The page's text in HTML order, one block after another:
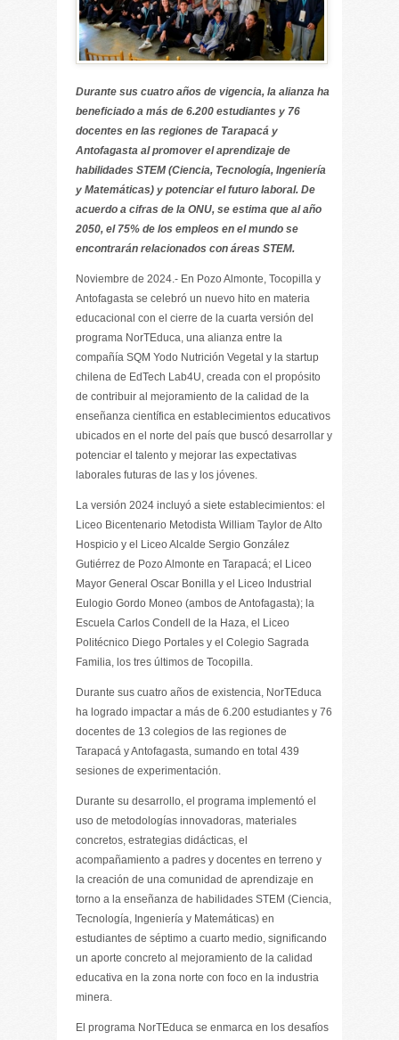
Durante sus cuatro años de vigencia, la alianza ha
beneficiado a más de 6.200 estudiantes y 76
docentes en las regiones de Tarapacá y
Antofagasta al promover el aprendizaje de
habilidades STEM (Ciencia, Tecnología, Ingeniería
y Matemáticas) y potenciar el futuro laboral. De
acuerdo a cifras de la ONU, se estima que al año
2050, el 75% de los empleos en el mundo se
encontrarán relacionados con áreas STEM.
Noviembre de 2024.- En Pozo Almonte, Tocopilla y
Antofagasta se celebró un nuevo hito en materia
educacional con el cierre de la cuarta versión del
programa NorTEduca, una alianza entre la
compañía SQM Yodo Nutrición Vegetal y la startup
chilena de EdTech Lab4U, creada con el propósito
de contribuir al mejoramiento de la calidad de la
enseñanza científica en establecimientos educativos
ubicados en el norte del país que buscó desarrollar y
potenciar el talento y mejorar las expectativas
laborales futuras de las y los jóvenes.
La versión 2024 incluyó a siete establecimientos: el
Liceo Bicentenario Metodista William Taylor de Alto
Hospicio y el Liceo Alcalde Sergio González
Gutiérrez de Pozo Almonte en Tarapacá; el Liceo
Mayor General Oscar Bonilla y el Liceo Industrial
Eulogio Gordo Moneo (ambos de Antofagasta); la
Escuela Carlos Condell de la Haza, el Liceo
Politécnico Diego Portales y el Colegio Sagrada
Familia, los tres últimos de Tocopilla.
Durante sus cuatro años de existencia, NorTEduca
ha logrado impactar a más de 6.200 estudiantes y 76
docentes de 13 colegios de las regiones de
Tarapacá y Antofagasta, sumando en total 439
sesiones de experimentación.
Durante su desarrollo, el programa implementó el
uso de metodologías innovadoras, materiales
concretos, estrategias didácticas, el
acompañamiento a padres y docentes en terreno y
la creación de una comunidad de aprendizaje en
torno a la enseñanza de habilidades STEM (Ciencia,
Tecnología, Ingeniería y Matemáticas) en
estudiantes de séptimo a cuarto medio, significando
un aporte concreto al mejoramiento de la calidad
educativa en la zona norte con foco en la industria
minera.
El programa NorTEduca se enmarca en los desafíos